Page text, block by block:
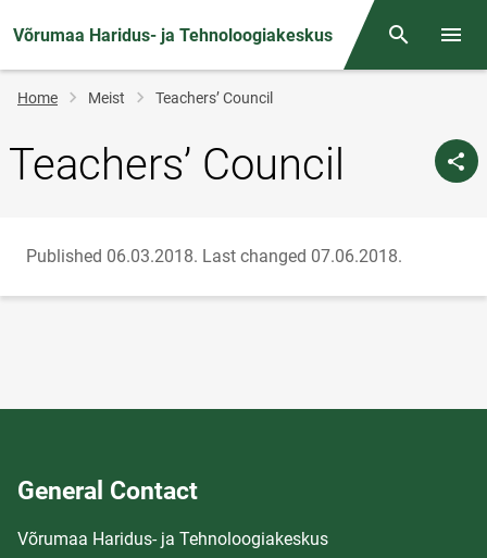
Võrumaa Haridus- ja Tehnoloogiakeskus Otsing
Breadcrumb
Home Meist Teachers’ Council
Teachers’ Council
Published 06.03.2018. Last changed 07.06.2018.
General Contact
Võrumaa Haridus- ja Tehnoloogiakeskus